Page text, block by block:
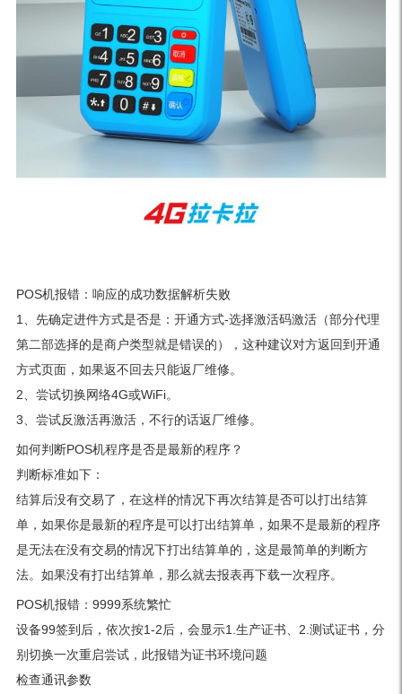
POS机报错：响应的成功数据解析失败
1、先确定进件方式是否是：开通方式-选择激活码激活（部分代理
第二部选择的是商户类型就是错误的），这种建议对方返回到开通
方式页面，如果返不回去只能返厂维修。
2、尝试切换网络4G或WiFi。
3、尝试反激活再激活，不行的话返厂维修。
如何判断POS机程序是否是最新的程序？
判断标准如下：
结算后没有交易了，在这样的情况下再次结算是否可以打出结算
单，如果你是最新的程序是可以打出结算单，如果不是最新的程序
是无法在没有交易的情况下打出结算单的，这是最简单的判断方
法。如果没有打出结算单，那么就去报表再下载一次程序。
POS机报错：9999系统繁忙
设备99签到后，依次按1-2后，会显示1.生产证书、2.测试证书，分
别切换一次重启尝试，此报错为证书环境问题
检查通讯参数